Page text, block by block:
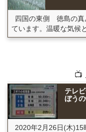
四国の東側 徳島の真
ています。温暖な気候
📺
テレ
ぼう
2020年2月26日(木)15